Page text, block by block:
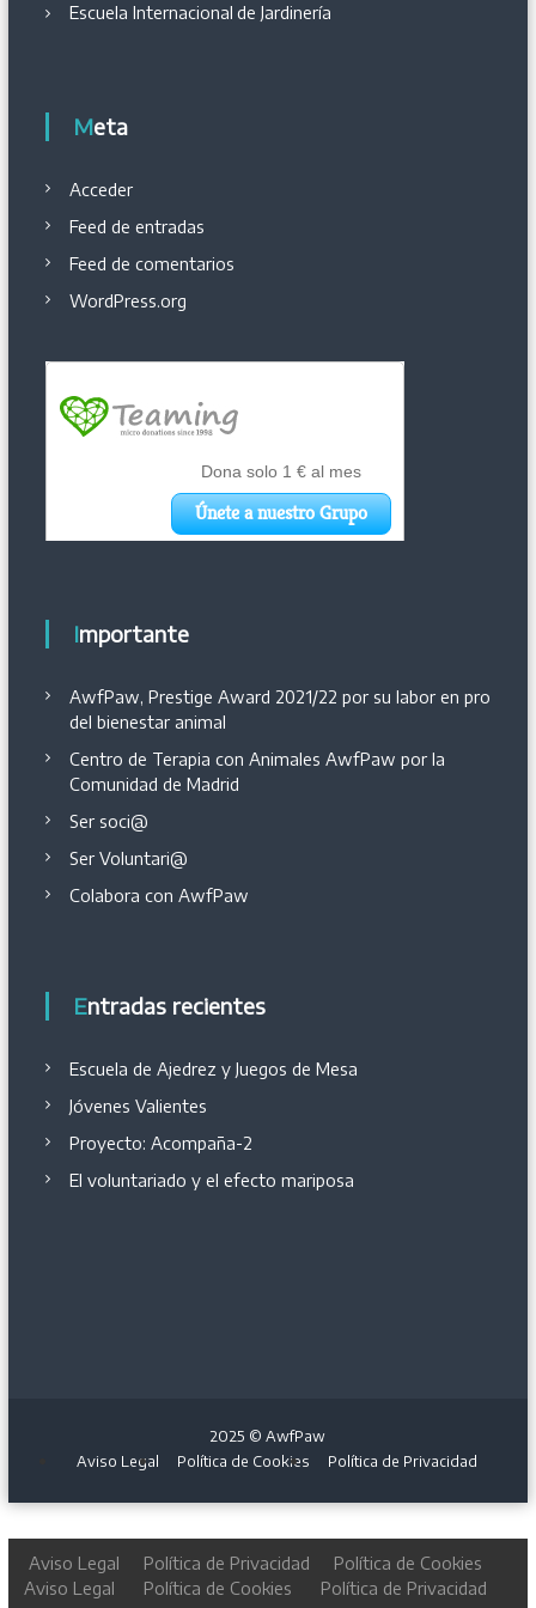
Escuela Internacional de Jardinería
Meta
Acceder
Feed de entradas
Feed de comentarios
WordPress.org
Importante
AwfPaw, Prestige Award 2021/22 por su labor en pro
del bienestar animal
Centro de Terapia con Animales AwfPaw por la
Comunidad de Madrid
Ser soci@
Ser Voluntari@
Colabora con AwfPaw
Entradas recientes
Escuela de Ajedrez y Juegos de Mesa
Jóvenes Valientes
Proyecto: Acompaña-2
El voluntariado y el efecto mariposa
2025 © AwfPaw
Aviso Legal
Política de Cookies Política de Privacidad
Aviso Legal Política de Privacidad
Política de Cookies
Aviso Legal
Política de Cookies Política de Privacidad